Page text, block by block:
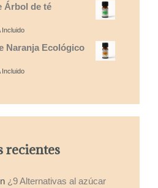
Árbol de té
Incluido
Naranja Ecológico
€
Incluido
recientes
¿9 Alternativas al azúcar